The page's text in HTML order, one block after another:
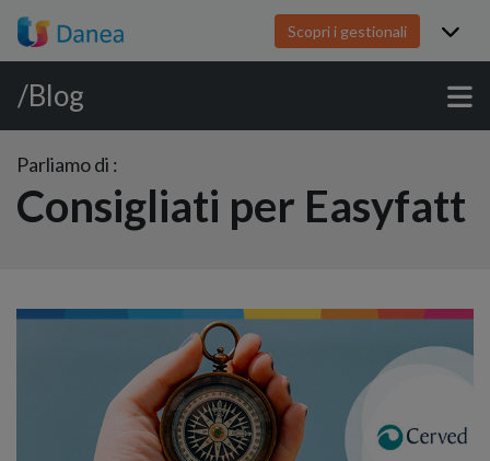
Scopri i gestionali
/Blog
Parliamo di :
Consigliati per Easyfatt